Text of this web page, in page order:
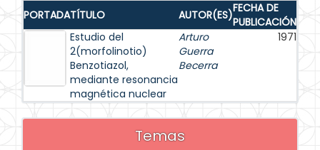
PORTADATÍTULO AUTOR(ES)FECHA DE
PUBLICACIÓN
Estudio del
2(morfolinotio)
Benzotiazol,
mediante resonancia
magnética nuclear
Arturo
Guerra
Becerra
1971
Temas